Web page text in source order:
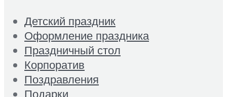
Детский праздник
Оформление праздника
Праздничный стол
Корпоратив
Поздравления
Подарки